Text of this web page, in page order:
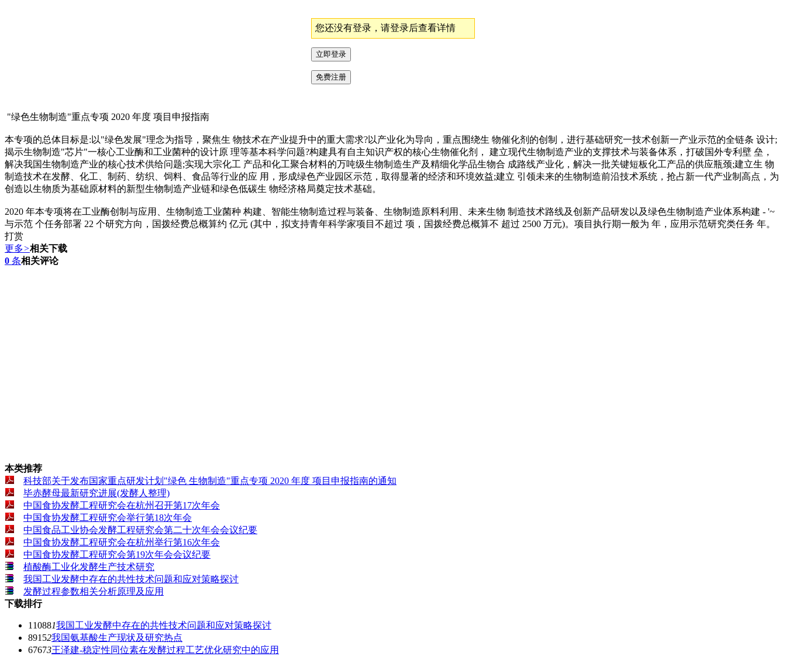
您还没有登录，请登录后查看详情
"绿色生物制造"重点专项 2020 年度 项目申报指南
本专项的总体目标是:以"绿色发展"理念为指导，聚焦生 物技术在产业提升中的重大需求?以产业化为导向，重点围绕生 物催化剂的创制，进行基础研究一技术创新一产业示范的全链条 设计;
揭示生物制造"芯片"一核心工业酶和工业菌种的设计原 理等基本科学问题?构建具有自主知识产权的核心生物催化剂， 建立现代生物制造产业的支撑技术与装备体系，打破国外专利壁 垒，
解决我国生物制造产业的核心技术供给问题;实现大宗化工 产品和化工聚合材料的万吨级生物制造生产及精细化学品生物合 成路线产业化，解决一批关键短板化工产品的供应瓶颈;建立生 物
制造技术在发酵、化工、制药、纺织、饲料、食品等行业的应 用，形成绿色产业园区示范，取得显著的经济和环境效益;建立 引领未来的生物制造前沿技术系统，抢占新一代产业制高点，为
创造以生物质为基础原材料的新型生物制造产业链和绿色低碳生 物经济格局奠定技术基础。
2020 年本专项将在工业酶创制与应用、生物制造工业菌种 构建、智能生物制造过程与装备、生物制造原料利用、未来生物 制造技术路线及创新产品研发以及绿色生物制造产业体系构建 - '~
与示范 个任务部署 22 个研究方向，国拨经费总概算约 亿元 (其中，拟支持青年科学家项目不超过 项，国拨经费总概算不 超过 2500 万元)。项目执行期一般为 年，应用示范研究类任务 年。
打赏
更多>相关下载
0 条相关评论
本类推荐
科技部关于发布国家重点研发计划"绿色 生物制造"重点专项 2020 年度 项目申报指南的通知
毕赤酵母最新研究进展(发酵人整理)
中国食协发酵工程研究会在杭州召开第17次年会
中国食协发酵工程研究会举行第18次年会
中国食品工业协会发酵工程研究会第二十次年会会议纪要
中国食协发酵工程研究会在杭州举行第16次年会
中国食协发酵工程研究会第19次年会会议纪要
植酸酶工业化发酵生产技术研究
我国工业发酵中存在的共性技术问题和应对策略探讨
发酵过程参数相关分析原理及应用
下载排行
110881我国工业发酵中存在的共性技术问题和应对策略探讨
89152我国氨基酸生产现状及研究热点
67673王泽建-稳定性同位素在发酵过程工艺优化研究中的应用